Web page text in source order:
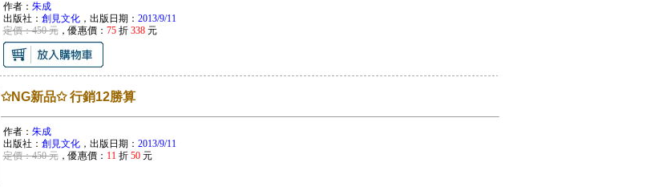
作者： 朱成
出版社： 創見文化，出版日期： 2013/9/11
定價：450 元，優惠價： 75折 338元
✩NG新品✩ 行銷12勝算
作者： 朱成
出版社： 創見文化，出版日期： 2013/9/11
定價：450 元，優惠價： 11折 50元